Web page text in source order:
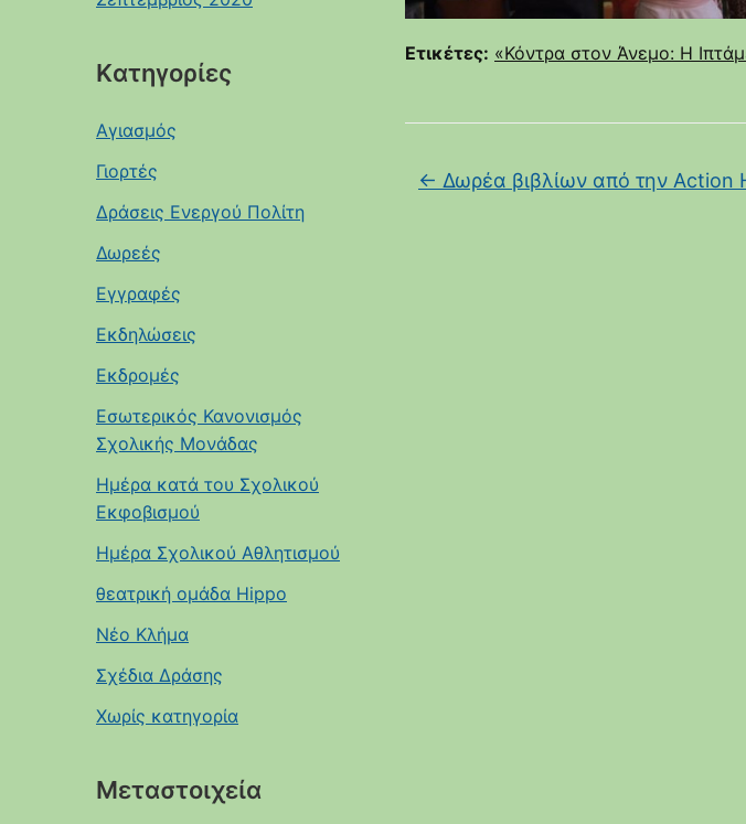
Kατηγορίες
Αγιασμός
Γιορτές
Δράσεις Ενεργού Πολίτη
Δωρεές
Εγγραφές
Εκδηλώσεις
Εκδρομές
Εσωτερικός Κανονισμός
Σχολικής Μονάδας
Ημέρα κατά του Σχολικού
Εκφοβισμού
Ημέρα Σχολικού Αθλητισμού
θεατρική ομάδα Hippo
Νέο Κλήμα
Σχέδια Δράσης
Χωρίς κατηγορία
Μεταστοιχεία
Ετικέτες: «Κόντρα στον Άνεμο: Η
← Δωρέα βιβλίων από την Action